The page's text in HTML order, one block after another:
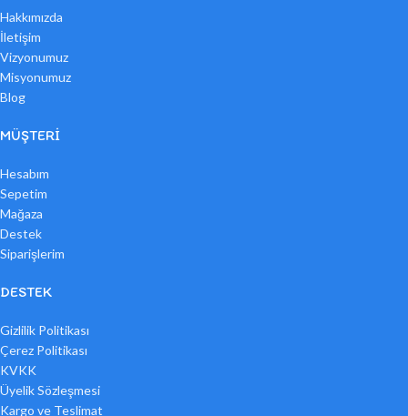
Hakkımızda
İletişim
Vizyonumuz
Misyonumuz
Blog
MÜŞTERI
Hesabım
Sepetim
Mağaza
Destek
Siparişlerim
DESTEK
Gizlilik Politikası
Çerez Politikası
KVKK
Üyelik Sözleşmesi
Kargo ve Teslimat